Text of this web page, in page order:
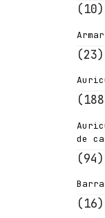
(10)
(23)
de
(94)
(16)